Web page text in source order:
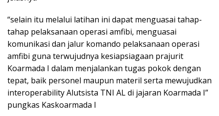
“selain itu melalui latihan ini dapat menguasai tahap-
tahap pelaksanaan operasi amfibi, menguasai
komunikasi dan jalur komando pelaksanaan operasi
amfibi guna terwujudnya kesiapsiagaan prajurit
Koarmada I dalam menjalankan tugas pokok dengan
tepat, baik personel maupun materil serta mewujudkan
interoperability Alutsista TNI AL di jajaran Koarmada I”
pungkas Kaskoarmada I